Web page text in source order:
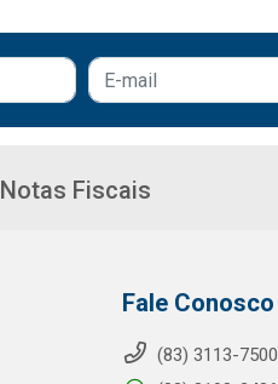
Notas Fiscais
Fale Conosco
(83) 3113-7500